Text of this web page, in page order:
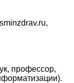
профессор,